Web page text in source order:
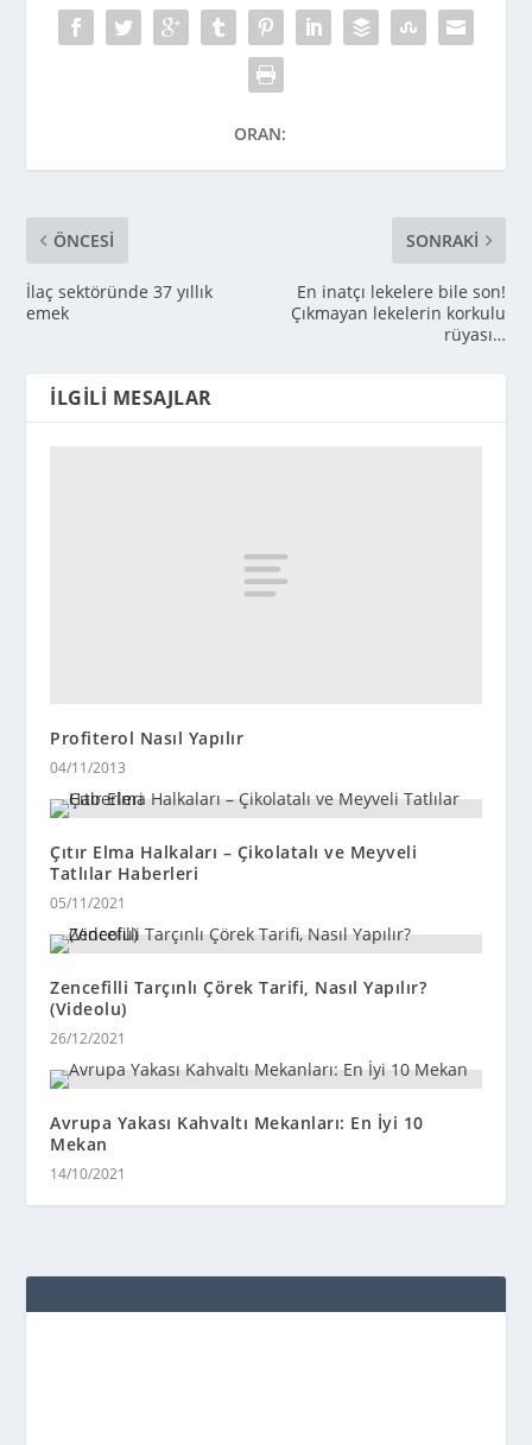
ORAN:
ÖNCESI
İlaç sektöründe 37 yıllık
emek
SONRAKI
En inatçı lekelere bile son!
Çıkmayan lekelerin korkulu
rüyası…
İLGILI MESAJLAR
Profiterol Nasıl Yapılır
04/11/2013
Çıtır Elma Halkaları – Çikolatalı ve Meyveli
Tatlılar Haberleri
05/11/2021
Zencefilli Tarçınlı Çörek Tarifi, Nasıl Yapılır?
(Videolu)
26/12/2021
Avrupa Yakası Kahvaltı Mekanları: En İyi 10
Mekan
14/10/2021